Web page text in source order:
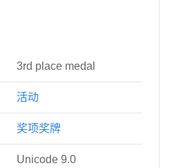
3rd place medal
活动
奖项奖牌
Unicode 9.0